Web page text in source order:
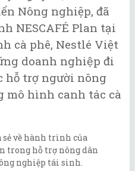
Nông nghiệp, đã
NESCAFÉ Plan tại
cà phê, Nestlé Việt
doanh nghiệp đi
trợ người nông
mô hình canh tác cà